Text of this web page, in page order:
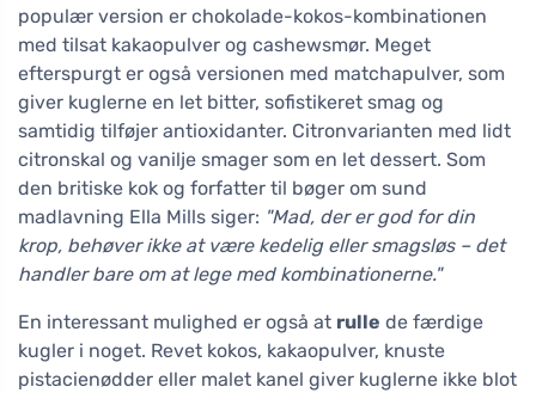
populær version er chokolade-kokos-kombinationen
med tilsat kakaopulver og cashewsmør. Meget
efterspurgt er også versionen med matchapulver, som
giver kuglerne en let bitter, sofistikeret smag og
samtidig tilføjer antioxidanter. Citronvarianten med lidt
citronskal og vanilje smager som en let dessert. Som
den britiske kok og forfatter til bøger om sund
madlavning Ella Mills siger: "Mad, der er god for din
krop, behøver ikke at være kedelig eller smagsløs – det
handler bare om at lege med kombinationerne."
En interessant mulighed er også at rulle de færdige
kugler i noget. Revet kokos, kakaopulver, knuste
pistacienødder eller malet kanel giver kuglerne ikke blot